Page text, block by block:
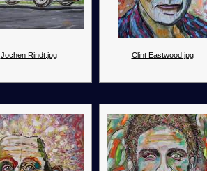
Jochen Rindt.jpg Clint Eastwood.jpg